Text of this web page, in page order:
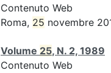
Contenuto Web
Roma, 25 novembre
Volume 25, N. 2, 1989
Contenuto Web